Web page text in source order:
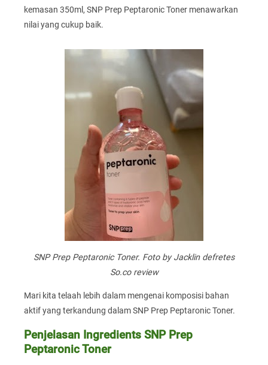
kemasan 350ml, SNP Prep Peptaronic Toner menawarkan
nilai yang cukup baik.
SNP Prep Peptaronic Toner. Foto by Jacklin defretes
So.co review
Mari kita telaah lebih dalam mengenai komposisi bahan
aktif yang terkandung dalam SNP Prep Peptaronic Toner.
Penjelasan Ingredients SNP Prep
Peptaronic Toner